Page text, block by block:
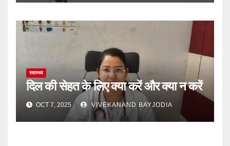
स्वास्थ्य
दिल की सेहत के लिए क्या करें और क्या न करें
OCT 7, 2025 VIVEKANAND BAYJODIA